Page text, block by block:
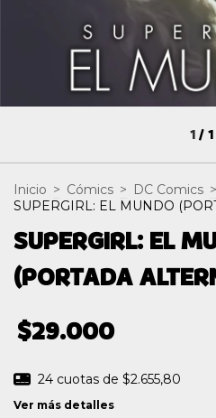
1/1
Inicio > Cómics > DC Comics >
SUPERGIRL: EL MUNDO
SUPERGIRL: EL
(PORTADA
$29.000
24 cuotas de $2.655,80
Ver más detalles